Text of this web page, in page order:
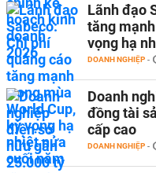
Lãnh đạo
tăng
vọng hạ
DOANH NGHIỆP -
Doanh
đồng tài
cấp cao
DOANH NGHIỆP -